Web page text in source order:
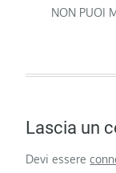
NON PUOI
Lascia un
Devi essere